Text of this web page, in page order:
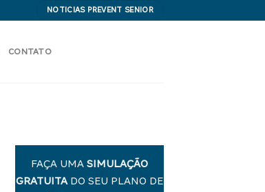
NOTICIAS PREVENT SENIOR
CONTATO
FAÇA UMA SIMULAÇÃO
GRATUITA DO SEU PLANO DE